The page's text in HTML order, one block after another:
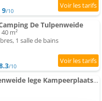
9/10
De Tulpenweide
m²
1 salle de bains
/10
Camping De Tulpenweide lege Kampeerplaats, lege plaats op het gras zonder bed